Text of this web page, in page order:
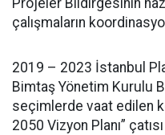
Projeler Bildirgesinin
çalışmaların
2019 – 2023 İstanbul
Bimtaş Yönetim Kurulu
seçimlerde vaat edilen
2050 Vizyon Planı”